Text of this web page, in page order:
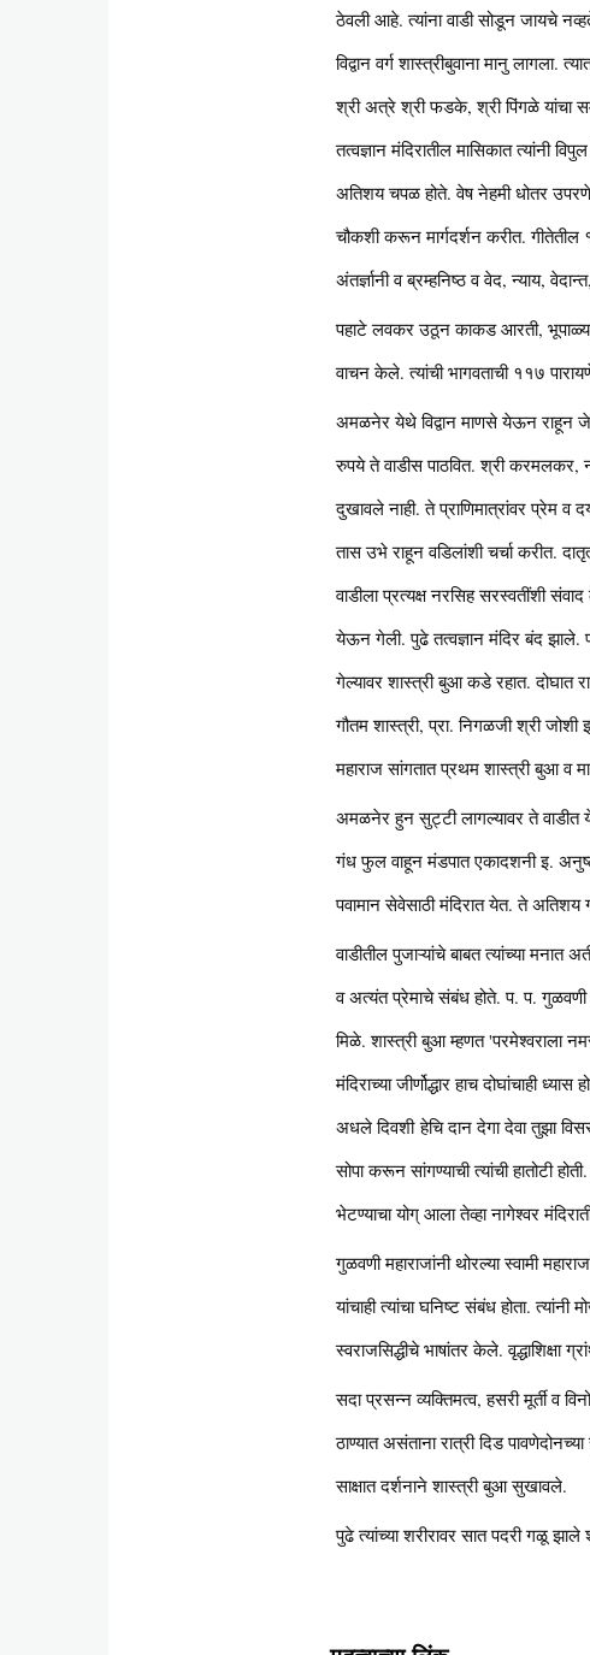
ठेवली आहे. त्यांना वाडी सोडून जायचे
विद्वान वर्ग शास्त्रीबुवाना मानु लागला.
श्री अत्रे श्री फडके, श्री पिंगळे यांचा
तत्वज्ञान मंदिरातील मासिकात त्यांनी
अतिशय चपळ होते. वेष नेहमी धोतर
चौकशी करून मार्गदर्शन करीत. गीतेतील
अंतर्ज्ञानी व ब्रम्हनिष्ठ व वेद, न्याय,
पहाटे लवकर उठून काकड आरती,
वाचन केले. त्यांची भागवताची ११७
अमळनेर येथे विद्वान माणसे येऊन राहून
रुपये ते वाडीस पाठवित. श्री करमलकर,
दुखावले नाही. ते प्राणिमात्रांवर प्रेम व
तास उभे राहून वडिलांशी चर्चा करीत.
वाडीला प्रत्यक्ष नरसिह सरस्वतींशी
येऊन गेली. पुढे तत्वज्ञान मंदिर बंद
गेल्यावर शास्त्री बुआ कडे रहात. दोघात
गौतम शास्त्री, प्रा. निगळजी श्री जोशी
महाराज सांगतात प्रथम शास्त्री बुआ व
अमळनेर हुन सुट्टी लागल्यावर ते वाडीत
गंध फुल वाहून मंडपात एकादशनी इ.
पवामान सेवेसाठी मंदिरात येत. ते
वाडीतील पुजाऱ्यांचे बाबत त्यांच्या
व अत्यंत प्रेमाचे संबंध होते. प. प. गुळवणी
मिळे. शास्त्री बुआ म्हणत 'परमेश्वराला
मंदिराच्या जीर्णोद्धार हाच दोघांचाही
अधले दिवशी हेचि दान देगा देवा तुझा
सोपा करून सांगण्याची त्यांची हातोटी
भेटण्याचा योग् आला तेव्हा नागेश्वर
गुळवणी महाराजांनी थोरल्या स्वामी
यांचाही त्यांचा घनिष्ट संबंध होता.
स्वराजसिद्धीचे भाषांतर केले. वृद्धाशिक्षा
सदा प्रसन्न व्यक्तिमत्व, हसरी मूर्ती व
ठाण्यात असंताना रात्री दिड
साक्षात दर्शनाने शास्त्री बुआ सुखावले.
पुढे त्यांच्या शरीरावर सात पदरी गळू